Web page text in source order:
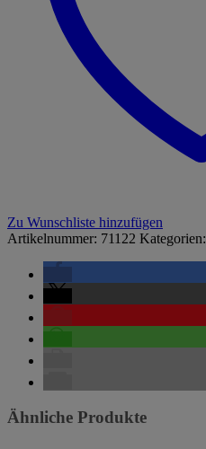
Zu Wunschliste hinzufügen
Artikelnummer: 71122 Kategorien:
Ähnliche Produkte